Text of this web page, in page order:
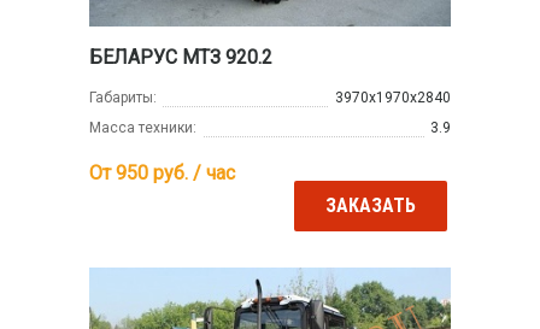
БЕЛАРУС МТЗ 920.2
Габариты:
3970х1970х2840
Масса техники:
3.9
От 950 руб. / час
ЗАКАЗАТЬ